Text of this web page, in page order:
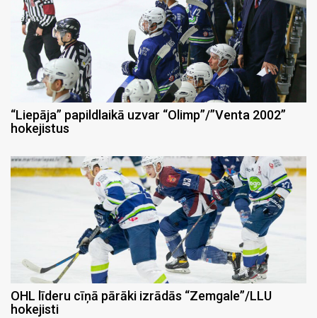
“Liepāja” papildlaikā uzvar “Olimp”/”Venta 2002”
hokejistus
OHL līderu cīņā pārāki izrādās “Zemgale”/LLU
hokejisti